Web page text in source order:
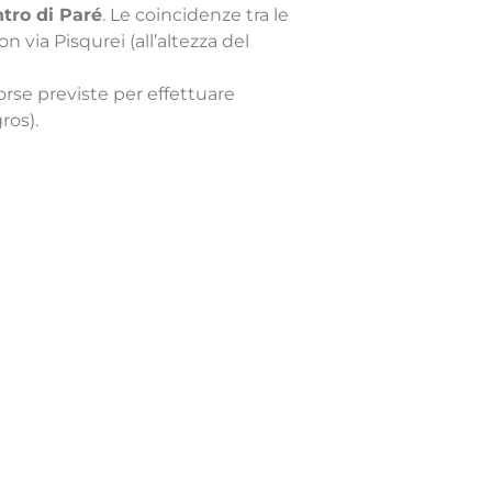
di Paré. Le coincidenze tra le
via Pisqurei (all’altezza del
previste per effettuare